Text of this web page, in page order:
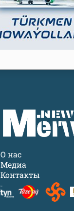
О нас
Медиа
Контакты